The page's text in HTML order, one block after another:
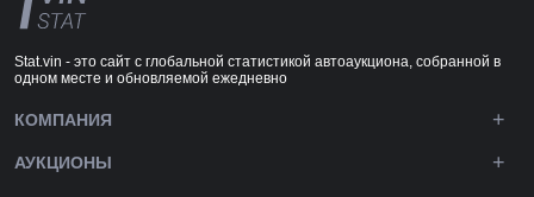
Stat.vin - это сайт с глобальной статистикой автоаукциона, собранной в
одном месте и обновляемой ежедневно
КОМПАНИЯ
АУКЦИОНЫ